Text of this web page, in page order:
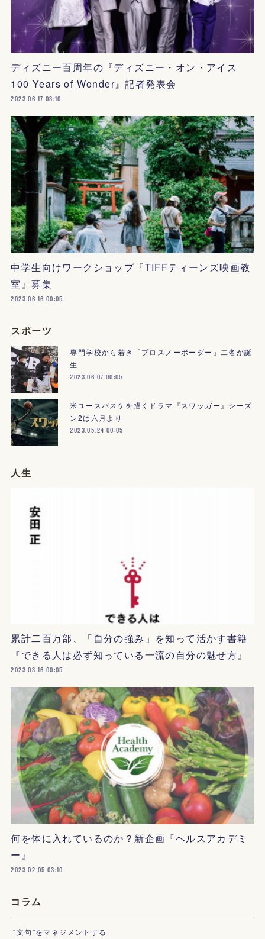
ディズニー百周年の『ディズニー・オン・アイス
100 Years of Wonder』記者発表会
2023.06.17 03:10
中学生向けワークショップ『TIFFティーンズ映画教
室』募集
2023.06.16 00:05
スポーツ
専門学校から若き「プロスノーボーダー」二名が誕
生
2023.06.07 00:05
米ユースバスケを描くドラマ『スワッガー』シーズ
ン2は六月より
2023.05.24 00:05
人生
累計二百万部、「自分の強み」を知って活かす書籍
『できる人は必ず知っている一流の自分の魅せ方』
2023.03.16 00:05
何を体に入れているのか？新企画『ヘルスアカデミ
ー』
2023.02.05 03:10
コラム
“文句”をマネジメントする